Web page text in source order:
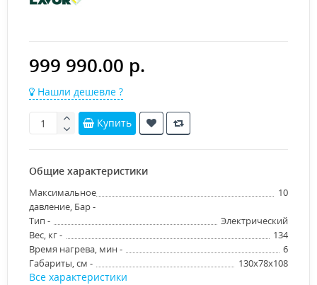
999 990.00 р.
Нашли дешевле ?
Купить
Общие характеристики
Максимальное
давление, Бар -
10
Тип -
Электрический
Вес, кг -
134
Время нагрева, мин -
6
Габариты, см -
130x78x108
Все характеристики